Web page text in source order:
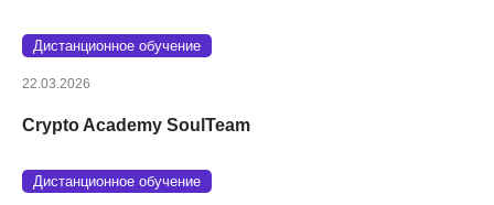
Дистанционное обучение
22.03.2026
Crypto Academy SoulTeam
Дистанционное обучение